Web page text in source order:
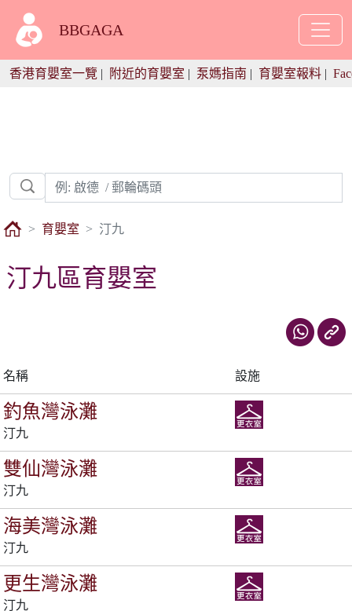
BBGAGA
香港育嬰室一覽 | 附近的育嬰室 | 泵媽指南 | 育嬰室報料 |
育嬰室 汀九
汀九區育嬰室
名稱 設施
釣魚灣泳灘
汀九
雙仙灣泳灘
汀九
海美灣泳灘
汀九
更生灣泳灘
汀九